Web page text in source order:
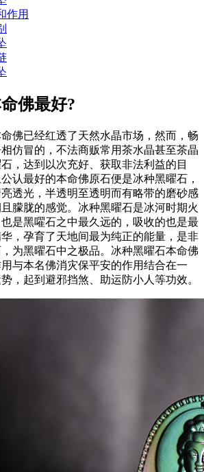
作用
佛最好?
佛已经红透了天然水晶市场，然而，畅
仿冒的，不法商贩常用茶水晶甚至茶晶
，达到以次充好、获取非法利益的目
认最好的本命佛原石便是冰种黑曜石，
透光，半透明至透明而有略带的磨砂感
朦胧的感觉。冰种黑曜石是冰河时期火
是黑嚁石之中最久远的，吸收的也是最
，孕育了天地间最为纯正的能量，是非
为黑曜石中之极品。冰种黑曜石本命佛
与本名佛消灾保平安的作用结合在一
，起到避邪挡煞、助运防小人等功效。